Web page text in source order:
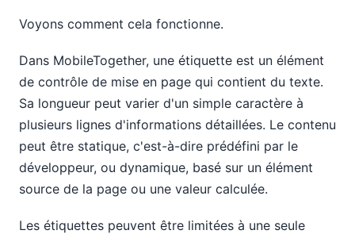
Voyons comment cela fonctionne.
Dans MobileTogether, une étiquette est un élément
de contrôle de mise en page qui contient du texte.
Sa longueur peut varier d'un simple caractère à
plusieurs lignes d'informations détaillées. Le contenu
peut être statique, c'est-à-dire prédéfini par le
développeur, ou dynamique, basé sur un élément
source de la page ou une valeur calculée.
Les étiquettes peuvent être limitées à une seule